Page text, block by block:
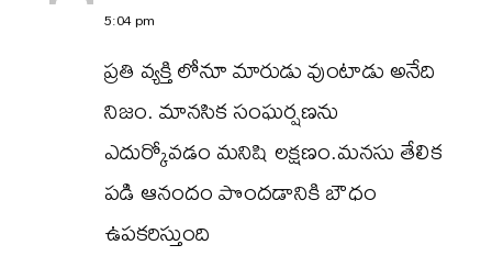
5:04 pm
ప్రతి వ్యక్తి లోనూ మారుడు వుంటాడు అనేది
నిజం. మానసిక సంఘర్షణను
ఎదుర్కోవడం మనిషి లక్షణం.మనసు తేలిక
పడి ఆనందం పొందడానికి బౌధం
ఉపకరిస్తుంది